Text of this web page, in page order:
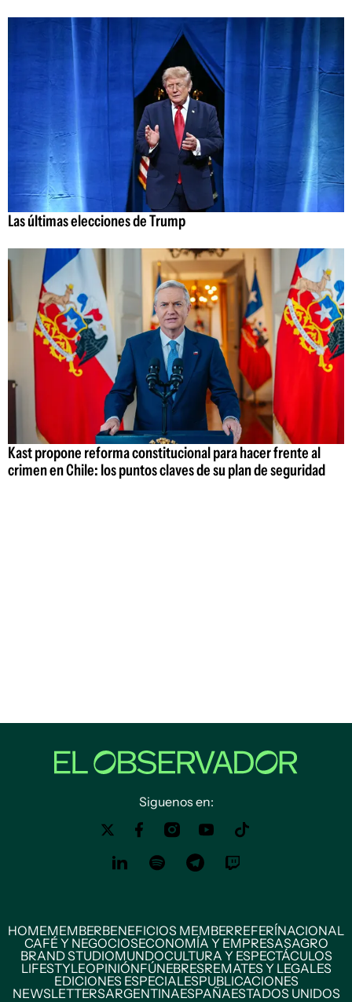
Las últimas elecciones de Trump
Kast propone reforma constitucional para hacer frente al
crimen en Chile: los puntos claves de su plan de seguridad
Siguenos en:
HOMEMEMBERBENEFICIOS MEMBERREFERÍNACIONAL
CAFÉ Y NEGOCIOSECONOMÍA Y EMPRESASAGRO
BRAND STUDIOMUNDOCULTURA Y ESPECTÁCULOS
LIFESTYLEOPINIÓNFÚNEBRESREMATES Y LEGALES
EDICIONES ESPECIALESPUBLICACIONES
NEWSLETTERSARGENTINAESPAÑAESTADOS UNIDOS